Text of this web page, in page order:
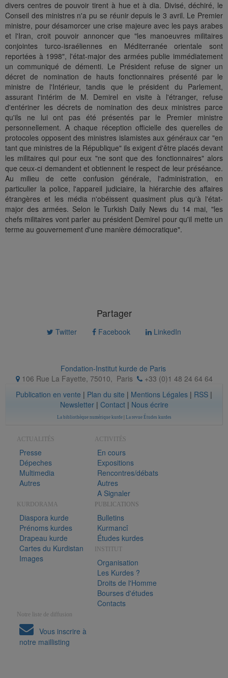
divers centres de pouvoir tirent à hue et à dia. Divisé, déchiré, le
Conseil des ministres n'a pu se réunir depuis le 3 avril. Le Premier
ministre, pour désamorcer une crise majeure avec les pays arabes
et l'Iran, croit pouvoir annoncer que "les manoeuvres militaires
conjointes turco-israéliennes en Méditerranée orientale sont
reportées à 1998", l'état-major des armées publie immédiatement
un communiqué de démenti. Le Président refuse de signer un
décret de nomination de hauts fonctionnaires présenté par le
ministre de l'Intérieur, tandis que le président du Parlement,
assurant l'intérim de M. Demirel en visite à l'étranger, refuse
d'entériner les décrets de nomination des deux ministres parce
qu'ils ne lui ont pas été présentés par le Premier ministre
personnellement. A chaque réception officielle des querelles de
protocoles opposent des ministres islamistes aux généraux car "en
tant que ministres de la République" ils exigent d'être placés devant
les militaires qui pour eux "ne sont que des fonctionnaires" alors
que ceux-ci demandent et obtiennent le respect de leur préséance.
Au milieu de cette confusion générale, l'administration, en
particulier la police, l'appareil judiciaire, la hiérarchie des affaires
étrangères et les média n'obéissent quasiment plus qu'à l'état-
major des armées. Selon le Turkish Daily News du 14 mai, "les
chefs militaires vont parler au président Demirel pour qu'il mette un
terme au gouvernement d'une manière démocratique".
Partager
Twitter Facebook LinkedIn
Fondation-Institut kurde de Paris
106 Rue La Fayette, 75010, Paris
+33 (0)1 48 24 64 64
Publication en vente | Plan du site | Mentions Légales | RSS |
Newsletter| Contact| Nous écrire
La bibliothèque numérique kurde| La revue Études kurdes
ACTUALITÉS
Presse
Dépeches
Multimedia
Autres
ACTIVITÉS
En cours
Expositions
Rencontres/débats
Autres
A Signaler
KURDORAMA
Diaspora kurde
Prénoms kurdes
Drapeau kurde
Cartes du Kurdistan
Images
PUBLICATIONS
Bulletins
Kurmancî
Études kurdes
INSTITUT
Organisation
Les Kurdes ?
Droits de l'Homme
Bourses d'études
Contacts
Notre liste de diffusion
Vous inscrire à
notre maillisting